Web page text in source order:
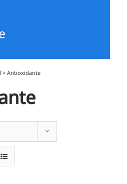
>Antioxidante